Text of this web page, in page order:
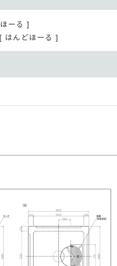
ーる ]
はんどほーる ]